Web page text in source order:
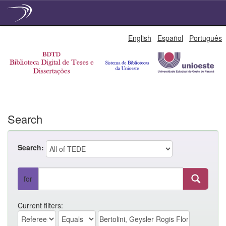
English Español Português
Search
Search:
for
Current filters: